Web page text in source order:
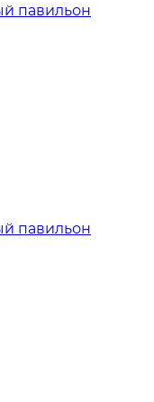
павильон
павильон